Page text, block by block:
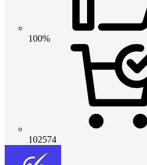
100%
102574